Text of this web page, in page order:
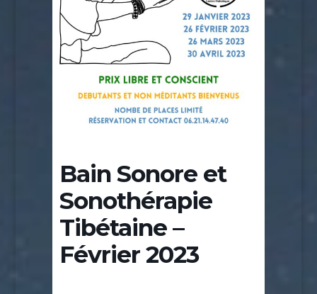
Bain Sonore et
Sonothérapie
Tibétaine –
Février 2023